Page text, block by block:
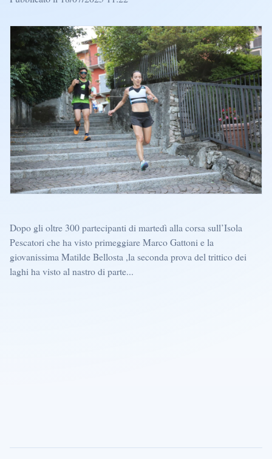
Dopo gli oltre 300 partecipanti di martedì alla corsa sull’Isola
Pescatori che ha visto primeggiare Marco Gattoni e la
giovanissima Matilde Bellosta ,la seconda prova del trittico dei
laghi ha visto al nastro di parte...